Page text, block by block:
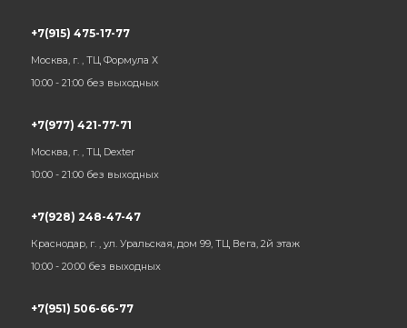
+7(915) 475-17-77
Москва, г. , ТЦ Формула Х
10:00 - 21:00 без выходных
+7(977) 421-77-71
Москва, г. , ТЦ Dexter
10:00 - 21:00 без выходных
+7(928) 248-47-47
Краснодар, г. , ул. Уральская, дом 99, ТЦ Вега, 2й этаж
10:00 - 20:00 без выходных
+7(951) 506-66-77